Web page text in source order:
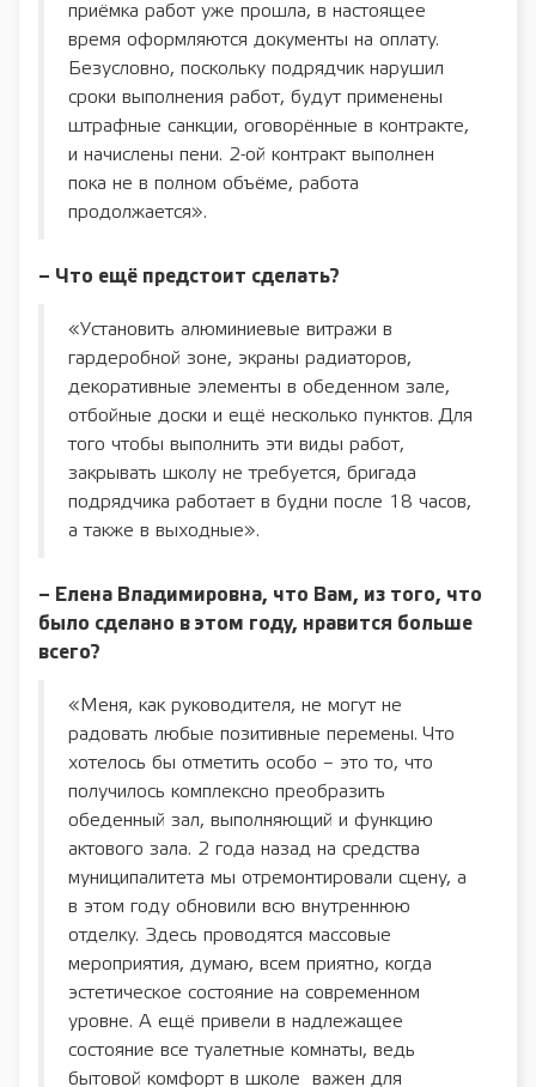
приёмка работ уже прошла, в настоящее
время оформляются документы на оплату.
Безусловно, поскольку подрядчик нарушил
сроки выполнения работ, будут применены
штрафные санкции, оговорённые в контракте,
и начислены пени. 2-ой контракт выполнен
пока не в полном объёме, работа
продолжается».
– Что ещё предстоит сделать?
«Установить алюминиевые витражи в
гардеробной зоне, экраны радиаторов,
декоративные элементы в обеденном зале,
отбойные доски и ещё несколько пунктов. Для
того чтобы выполнить эти виды работ,
закрывать школу не требуется, бригада
подрядчика работает в будни после 18 часов,
а также в выходные».
– Елена Владимировна, что Вам, из того, что
было сделано в этом году, нравится больше
всего?
«Меня, как руководителя, не могут не
радовать любые позитивные перемены. Что
хотелось бы отметить особо – это то, что
получилось комплексно преобразить
обеденный зал, выполняющий и функцию
актового зала. 2 года назад на средства
муниципалитета мы отремонтировали сцену, а
в этом году обновили всю внутреннюю
отделку. Здесь проводятся массовые
мероприятия, думаю, всем приятно, когда
эстетическое состояние на современном
уровне. А ещё привели в надлежащее
состояние все туалетные комнаты, ведь
бытовой комфорт в школе важен для